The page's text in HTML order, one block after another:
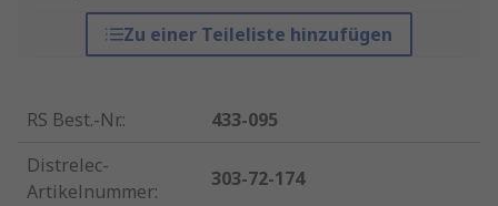
Zu einer Teileliste hinzufügen
RS Best.-Nr.:
433-095
Distrelec-
Artikelnummer:
303-72-174